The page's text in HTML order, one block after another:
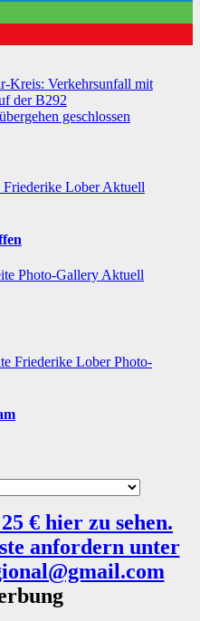
Kreis: Verkehrsunfall mit
der B292
geschlossen
Friederike LoberAktuell
Photo-Gallery Aktuell
Friederike LoberPhoto-